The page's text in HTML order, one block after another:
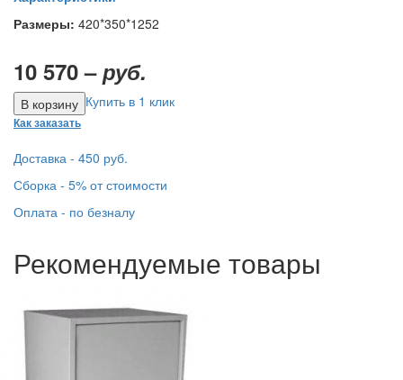
Размеры: 420*350*1252
10 570 –руб.
Купить в 1 клик
Как заказать
Доставка - 450 руб.
Сборка - 5% от стоимости
Оплата - по безналу
Рекомендуемые товары